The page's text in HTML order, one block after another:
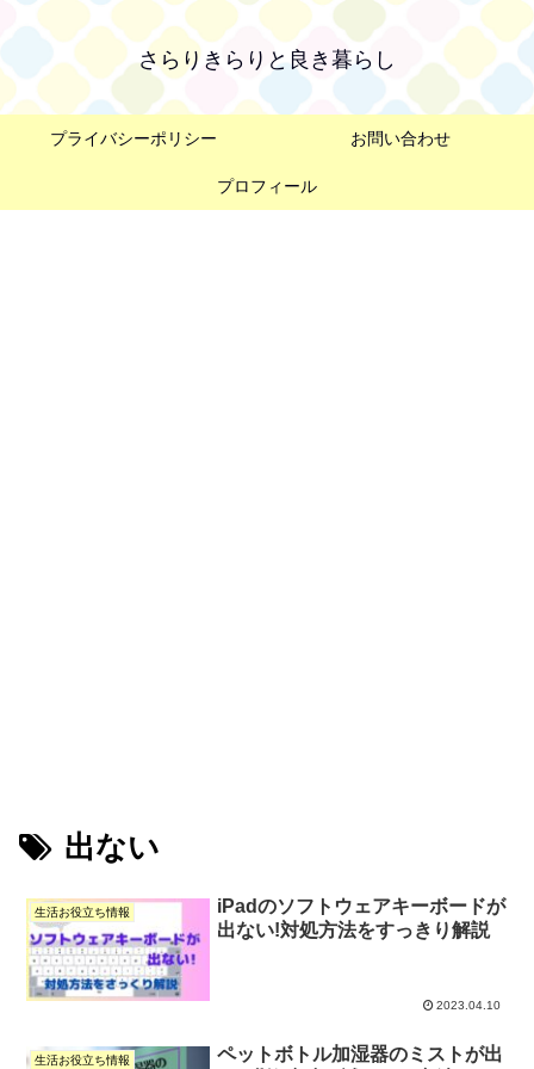
さらりきらりと良き暮らし
プライバシーポリシー お問い合わせ
プロフィール
出ない
生活お役立ち情報
iPadのソフトウェアキーボードが
出ない!対処方法をすっきり解説
2023.04.10
生活お役立ち情報
ペットボトル加湿器のミストが出